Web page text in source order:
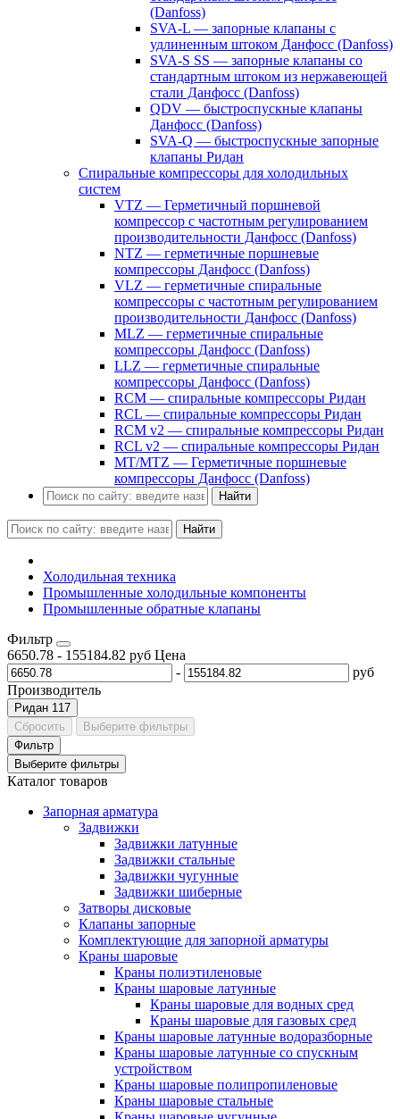
(Danfoss)
SVA-L — запорные клапаны с
удлиненным штоком Данфосс (Danfoss)
SVA-S SS — запорные клапаны со
стандартным штоком из нержавеющей
стали Данфосс (Danfoss)
QDV — быстроспускные клапаны
Данфосс (Danfoss)
SVA-Q — быстроспускные запорные
клапаны Ридан
Спиральные компрессоры для холодильных
систем
VTZ — Герметичный поршневой
компрессор с частотным регулированием
производительности Данфосс (Danfoss)
NTZ — герметичные поршневые
компрессоры Данфосс (Danfoss)
VLZ — герметичные спиральные
компрессоры с частотным регулированием
производительности Данфосс (Danfoss)
MLZ — герметичные спиральные
компрессоры Данфосс (Danfoss)
LLZ — герметичные спиральные
компрессоры Данфосс (Danfoss)
RCM — спиральные компрессоры Ридан
RCL — спиральные компрессоры Ридан
RCM v2 — спиральные компрессоры Ридан
RCL v2 — спиральные компрессоры Ридан
MT/MTZ — Герметичные поршневые
компрессоры Данфосс (Danfoss)
Найти
Найти
Холодильная техника
Промышленные холодильные компоненты
Промышленные обратные клапаны
Фильтр
6650.78 - 155184.82 руб Цена
-
руб
Производитель
Ридан 117
Сбросить
Выберите фильтры
Фильтр
Выберите фильтры
Каталог товаров
Запорная арматура
Задвижки
Задвижки латунные
Задвижки стальные
Задвижки чугунные
Задвижки шиберные
Затворы дисковые
Клапаны запорные
Комплектующие для запорной арматуры
Краны шаровые
Краны полиэтиленовые
Краны шаровые латунные
Краны шаровые для водных сред
Краны шаровые для газовых сред
Краны шаровые латунные водоразборные
Краны шаровые латунные со спускным
устройством
Краны шаровые полипропиленовые
Краны шаровые стальные